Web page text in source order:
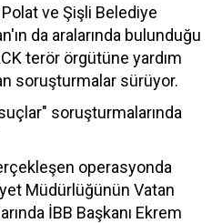
Polat ve Şişli Belediye
da aralarında bulunduğu
terör örgütüne yardım
soruşturmalar sürüyor.
soruşturmalarında
operasyonda
Müdürlüğünün Vatan
İBB Başkanı Ekrem